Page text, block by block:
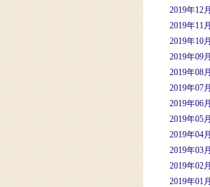
2019年12月
2019年11月
2019年10月
2019年09月
2019年08月
2019年07月
2019年06月
2019年05月
2019年04月
2019年03月
2019年02月
2019年01月